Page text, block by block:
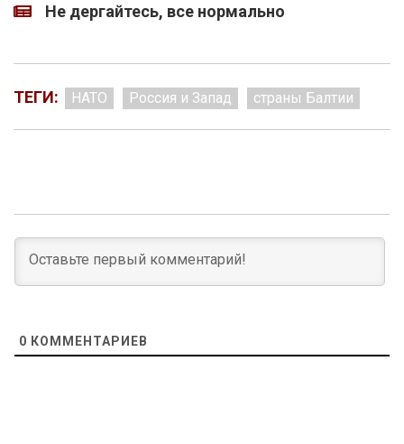
Не дергайтесь, все нормально
ТЕГИ: НАТО Россия и Запад страны Балтии
0 КОММЕНТАРИЕВ